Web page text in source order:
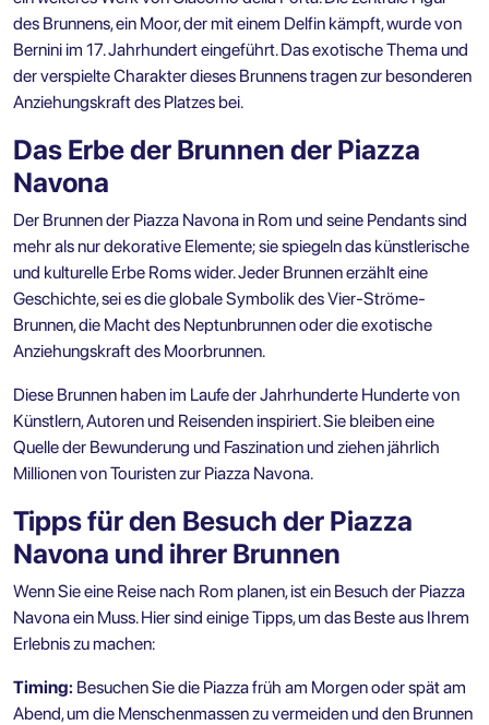
des Brunnens, ein Moor, der mit einem Delfin kämpft, wurde von
Bernini im 17. Jahrhundert eingeführt. Das exotische Thema und
der verspielte Charakter dieses Brunnens tragen zur besonderen
Anziehungskraft des Platzes bei.
Das Erbe der Brunnen der Piazza
Navona
Der Brunnen der Piazza Navona in Rom und seine Pendants sind
mehr als nur dekorative Elemente; sie spiegeln das künstlerische
und kulturelle Erbe Roms wider. Jeder Brunnen erzählt eine
Geschichte, sei es die globale Symbolik des Vier-Ströme-
Brunnen, die Macht des Neptunbrunnen oder die exotische
Anziehungskraft des Moorbrunnen.
Diese Brunnen haben im Laufe der Jahrhunderte Hunderte von
Künstlern, Autoren und Reisenden inspiriert. Sie bleiben eine
Quelle der Bewunderung und Faszination und ziehen jährlich
Millionen von Touristen zur Piazza Navona.
Tipps für den Besuch der Piazza
Navona und ihrer Brunnen
Wenn Sieeine Reise nach Rom planen, ist ein Besuch der Piazza
Navona ein Muss. Hier sind einige Tipps, um das Beste aus Ihrem
Erlebnis zu machen:
Timing: Besuchen Sie die Piazza früh am Morgen oder spät am
Abend, um die Menschenmassen zu vermeiden und den Brunnen